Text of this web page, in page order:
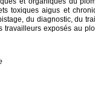
toxiques aigus et
du diagnostic, du
exposés au